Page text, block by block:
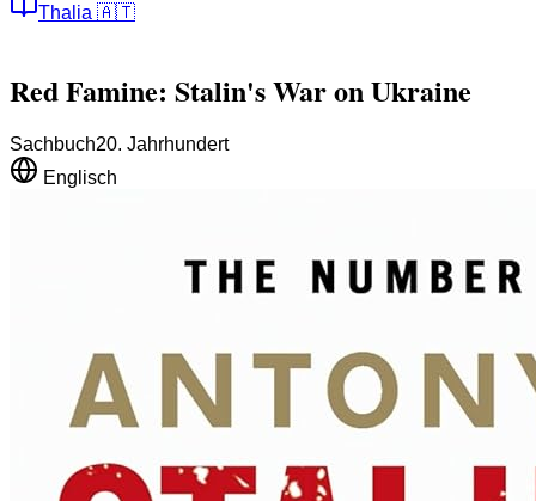
Thalia 🇦🇹
Red Famine: Stalin's War on Ukraine
Sachbuch20. Jahrhundert
Englisch